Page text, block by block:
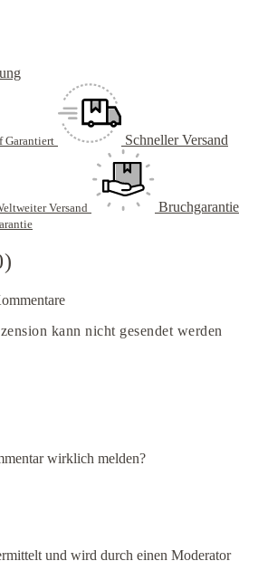
Garantiert Schneller Versand
Versand Bruchgarantie
kann nicht gesendet werden
wirklich melden?
und wird durch einen Moderator